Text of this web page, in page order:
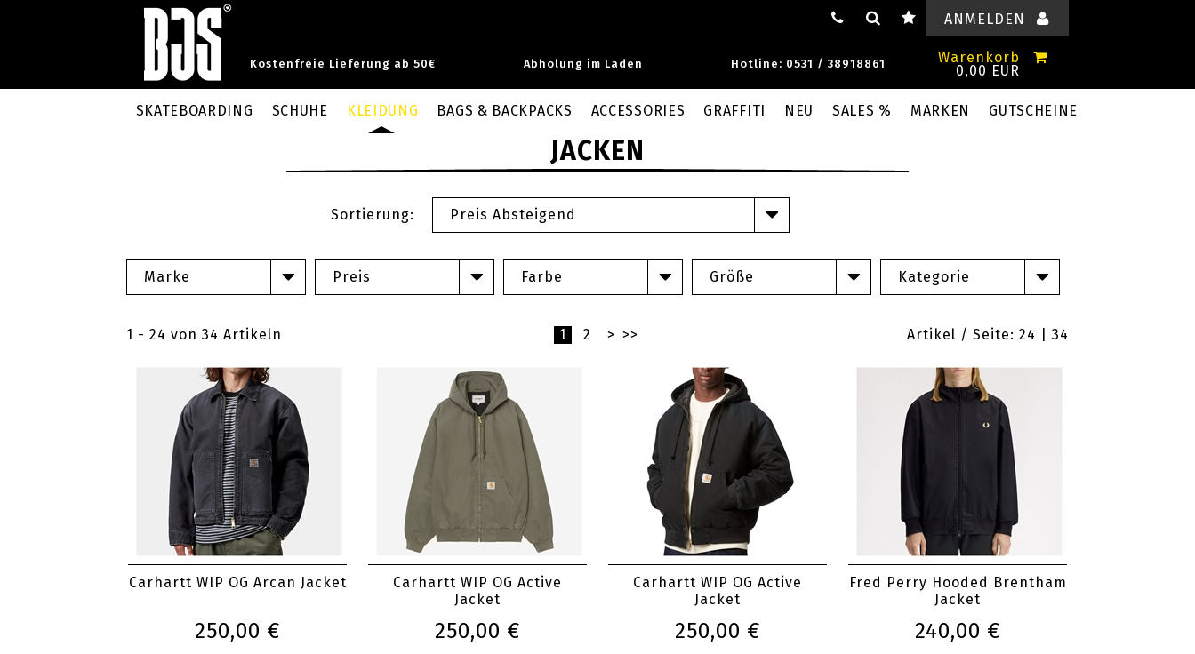
Kostenfreie Lieferung ab 50€ Abholung im Laden Hotline: 0531 / 38918861
ANMELDEN
Warenkorb
0,00 EUR
SKATEBOARDING SCHUHE KLEIDUNG BAGS & BACKPACKS ACCESSORIES GRAFFITI NEU SALES % MARKEN GUTSCHEINE
JACKEN
Sortierung: Preis Absteigend
Marke Preis Farbe Größe Kategorie
1 - 24 von 34 Artikeln Artikel / Seite: 24 | 34
1 2 > >>
Carhartt WIP OG Arcan Jacket
250,00 €
Carhartt WIP OG Active
Jacket
250,00 €
Carhartt WIP OG Active
Jacket
250,00 €
Fred Perry Hooded Brentham
Jacket
240,00 €